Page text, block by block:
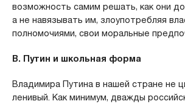
возможность самим решать, как они
а не навязывать им, злоупотребляя
полномочиями, свои моральные
В. Путин и школьная форма
Владимира Путина в нашей стране не
ленивый. Как минимум, дважды